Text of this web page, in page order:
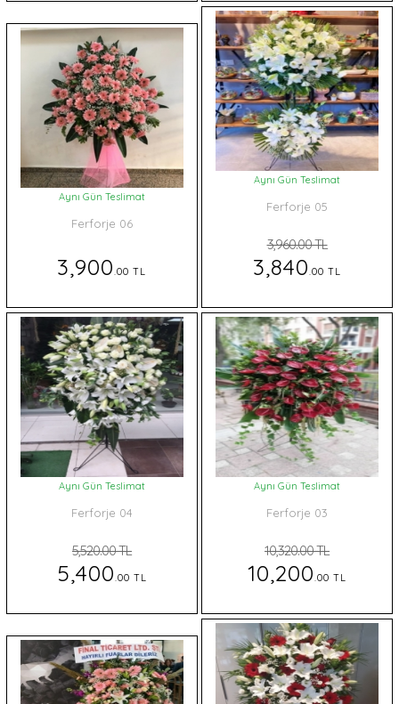
Aynı Gün Teslimat
Ferforje 06
3,900.00 TL
Aynı Gün Teslimat
Ferforje 05
3,960.00 TL
3,840.00 TL
Aynı Gün Teslimat
Ferforje 04
5,520.00 TL
5,400.00 TL
Aynı Gün Teslimat
Ferforje 03
10,320.00 TL
10,200.00 TL